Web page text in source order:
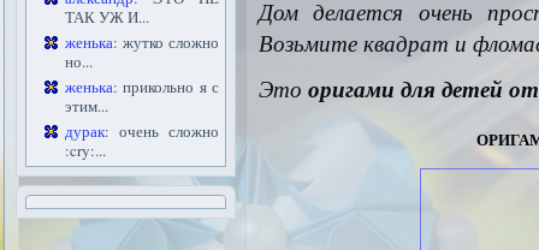
ТАК УЖ И...
женька: жутко сложно
но...
женька: прикольно я с
этим...
дурак: очень сложно
:cry:...
Дом делается очень
Возьмите квадрат и
Это оригами для детей